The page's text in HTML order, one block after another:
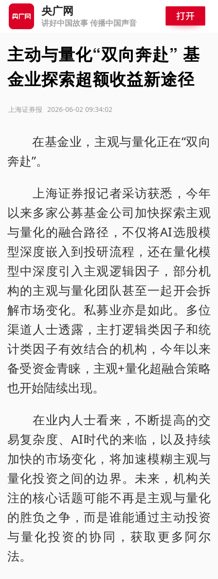
央广网
讲好中国故事 传播中国声音
主动与量化“双向奔赴” 基
金业探索超额收益新途径
2026-06-02 09:34:02
上海证券报
在基金业，主观与量化正在“双向
奔赴”。
上海证券报记者采访获悉，今年
以来多家公募基金公司加快探索主观
与量化的融合路径，不仅将AI选股模
型深度嵌入到投研流程，还在量化模
型中深度引入主观逻辑因子，部分机
构的主观与量化团队甚至一起开会拆
解市场变化。私募业亦是如此。多位
渠道人士透露，主打逻辑类因子和统
计类因子有效结合的机构，今年以来
备受资金青睐，主观+量化超融合策略
也开始陆续出现。
在业内人士看来，不断提高的交
易复杂度、AI时代的来临，以及持续
加快的市场变化，将加速模糊主观与
量化投资之间的边界。未来，机构关
注的核心话题可能不再是主观与量化
的胜负之争，而是谁能通过主动投资
与量化投资的协同，获取更多阿尔
法。